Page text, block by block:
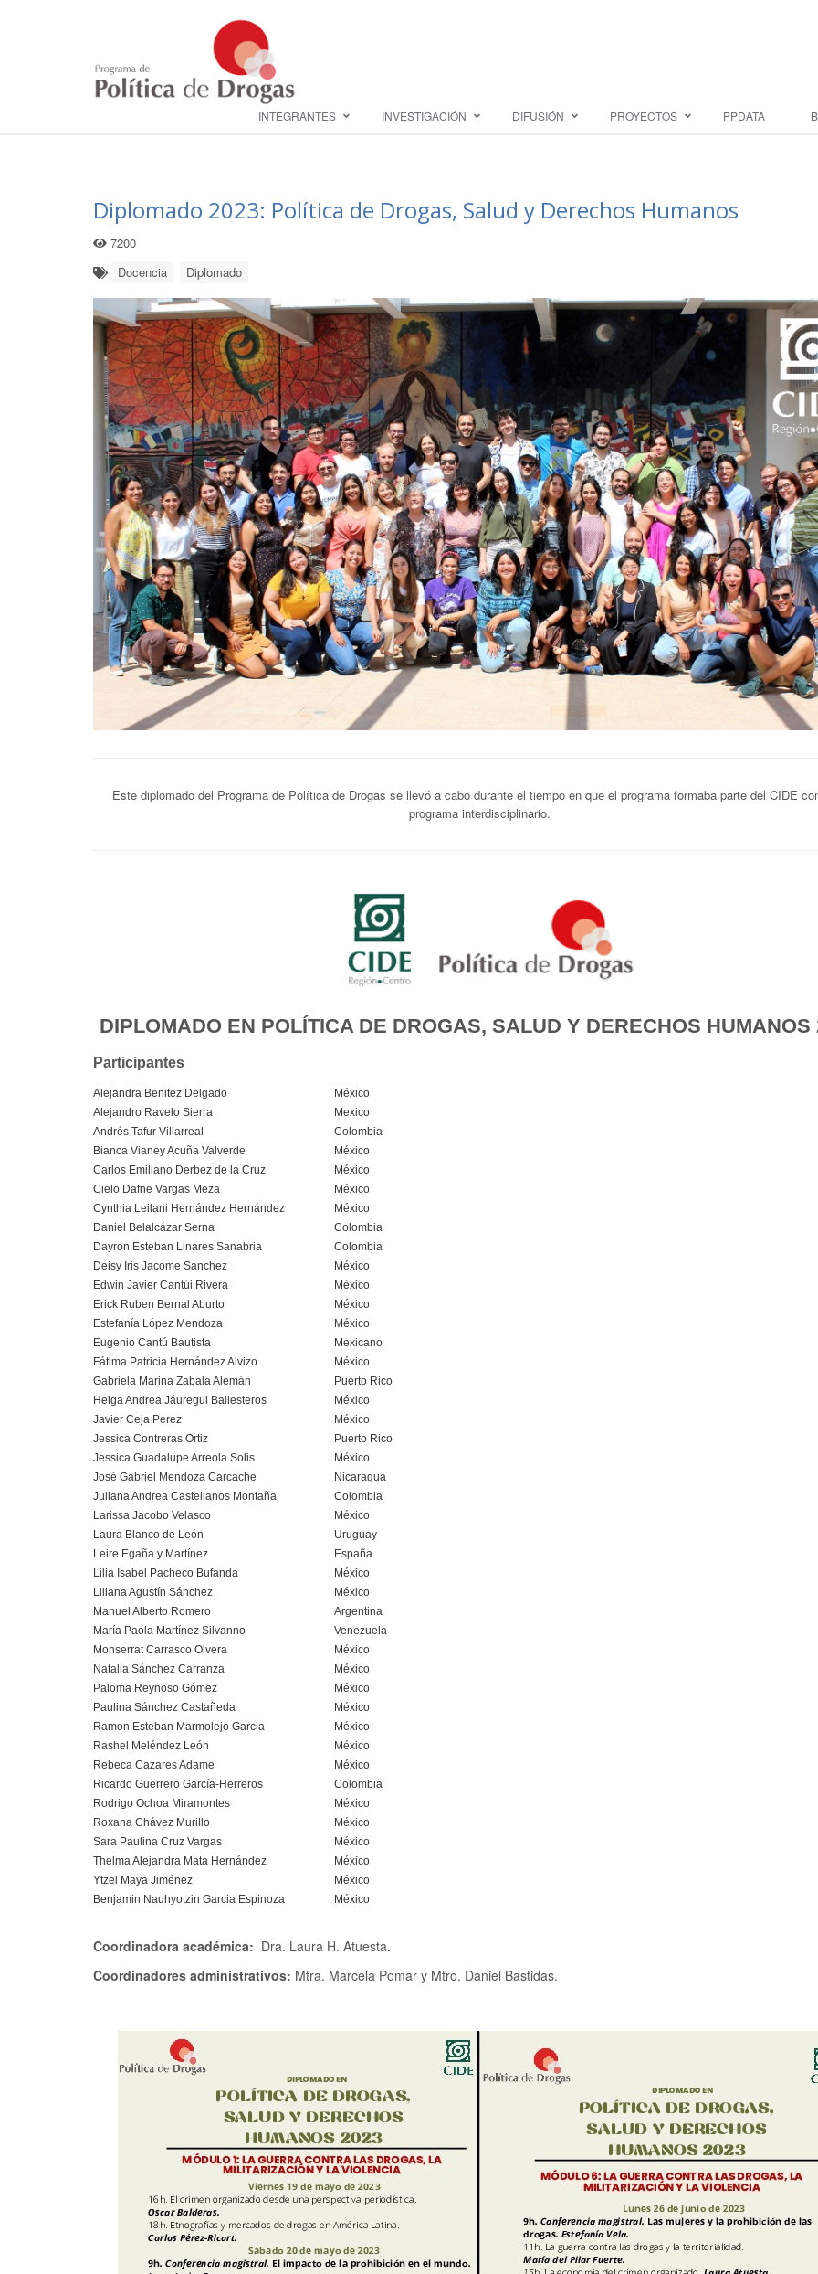
INTEGRANTES INVESTIGACIÓN DIFUSIÓN PROYECTOS PPDATA
Diplomado 2023: Política de Drogas, Salud y Derechos Humanos
7200
Docencia
Diplomado
Este diplomado del Programa de Política de Drogas se llevó a cabo durante el tiempo en que el programa formaba parte del CIDE
programa interdisciplinario.
DIPLOMADO EN POLÍTICA DE DROGAS, SALUD Y DERECHOS HUMANOS
Participantes
Alejandra Benitez Delgado
México
Alejandro Ravelo Sierra
Mexico
Andrés Tafur Villarreal
Colombia
Bianca Vianey Acuña Valverde
México
Carlos Emiliano Derbez de la Cruz
México
Cielo Dafne Vargas Meza
México
Cynthia Leilani Hernández Hernández
México
Daniel Belalcázar Serna
Colombia
Dayron Esteban Linares Sanabria
Colombia
Deisy Iris Jacome Sanchez
México
Edwin Javier Cantúi Rivera
México
Erick Ruben Bernal Aburto
México
Estefanía López Mendoza
México
Eugenio Cantú Bautista
Mexicano
Fátima Patricia Hernández Alvizo
México
Gabriela Marina Zabala Alemán
Puerto Rico
Helga Andrea Jáuregui Ballesteros
México
Javier Ceja Perez
México
Jessica Contreras Ortiz
Puerto Rico
Jessica Guadalupe Arreola Solis
México
José Gabriel Mendoza Carcache
Nicaragua
Juliana Andrea Castellanos Montaña
Colombia
Larissa Jacobo Velasco
México
Laura Blanco de León
Uruguay
Leire Egaña y Martínez
España
Lilia Isabel Pacheco Bufanda
México
Liliana Agustín Sánchez
México
Manuel Alberto Romero
Argentina
María Paola Martínez Silvanno
Venezuela
Monserrat Carrasco Olvera
México
Natalia Sánchez Carranza
México
Paloma Reynoso Gómez
México
Paulina Sánchez Castañeda
México
Ramon Esteban Marmolejo Garcia
México
Rashel Meléndez León
México
Rebeca Cazares Adame
México
Ricardo Guerrero García-Herreros
Colombia
Rodrigo Ochoa Miramontes
México
Roxana Chávez Murillo
México
Sara Paulina Cruz Vargas
México
Thelma Alejandra Mata Hernández
México
Ytzel Maya Jiménez
México
Benjamin Nauhyotzin Garcia Espinoza
México
Coordinadora académica: Dra. Laura H. Atuesta.
Coordinadores administrativos: Mtra. Marcela Pomar y Mtro. Daniel Bastidas.